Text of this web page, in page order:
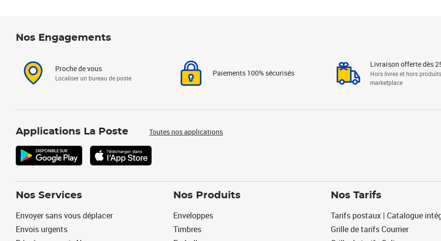
Nos Engagements
Proche de vous
Localiser un bureau de poste
Paiements 100% sécurisés
Livraison offerte dès
Hors livres et hors produits
marketplace
Applications La Poste Toutes nos applications
Nos Services
Envoyer sans vous déplacer
Envois urgents
Nos Produits
Enveloppes
Timbres
Nos Tarifs
Tarifs postaux | Catalogue
Grille de tarifs Courrier